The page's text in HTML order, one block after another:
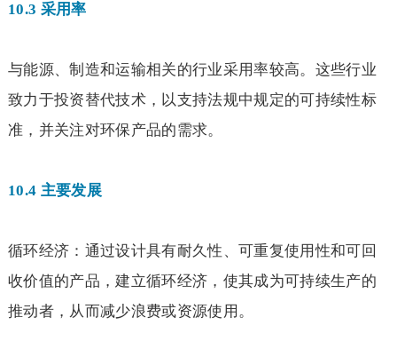
10.3 采用率
与能源、制造和运输相关的行业采用率较高。这些行业
致力于投资替代技术，以支持法规中规定的可持续性标
准，并关注对环保产品的需求。
10.4 主要发展
循环经济：通过设计具有耐久性、可重复使用性和可回
收价值的产品，建立循环经济，使其成为可持续生产的
推动者，从而减少浪费或资源使用。